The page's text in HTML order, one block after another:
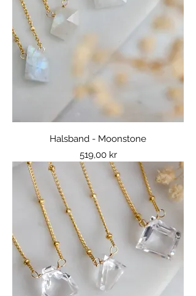
Halsband - Moonstone
Pris
519,00 kr